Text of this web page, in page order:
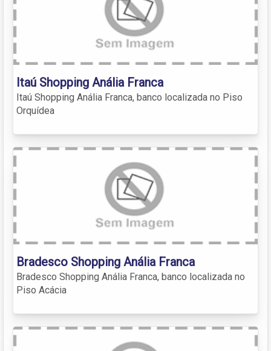
Itaú Shopping Anália Franca
Itaú Shopping Anália Franca, banco localizada no Piso
Orquídea
Bradesco Shopping Anália Franca
Bradesco Shopping Anália Franca, banco localizada no
Piso Acácia